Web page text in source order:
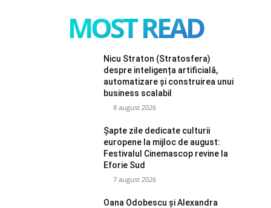
MOST READ
Nicu Straton (Stratosfera)
despre inteligența artificială,
automatizare și construirea unui
business scalabil
8 august 2026
Șapte zile dedicate culturii
europene la mijloc de august:
Festivalul Cinemascop revine la
Eforie Sud
7 august 2026
Oana Odobescu și Alexandra